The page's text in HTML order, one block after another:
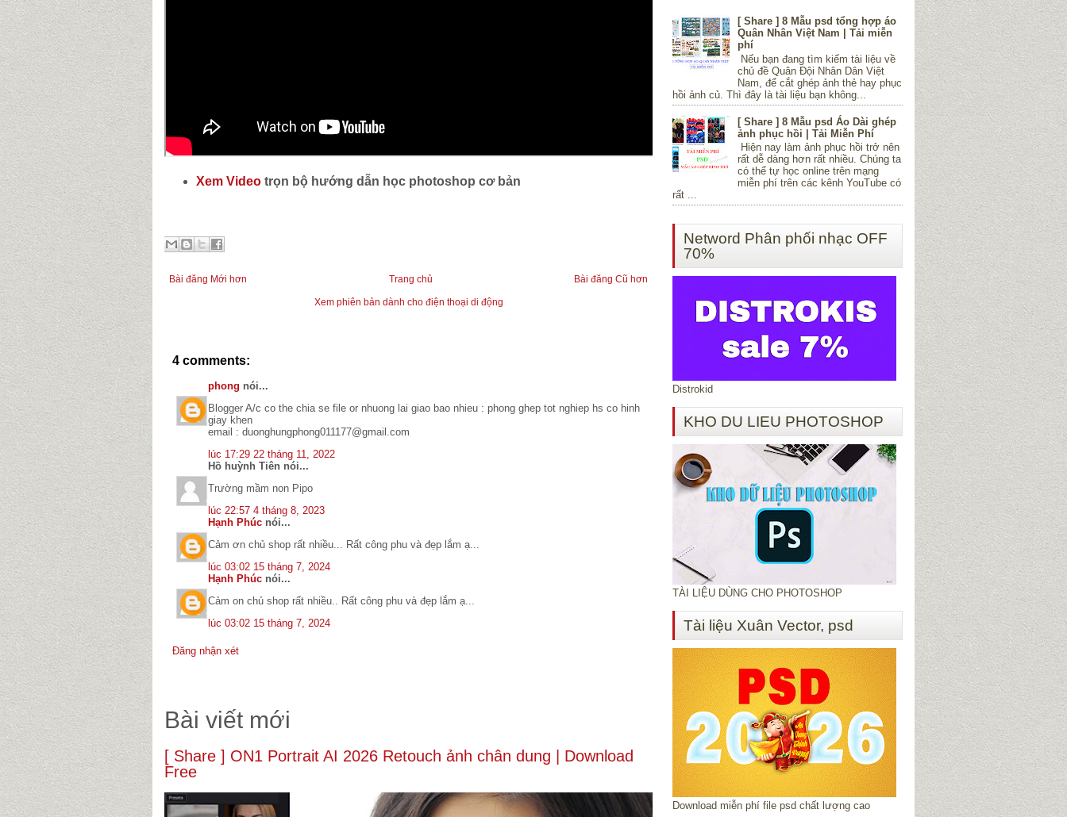
Xem Video trọn bộ hướng dẫn học photoshop cơ bản
Bài đăng Mới hơn Bài đăng Cũ hơn
Trang chủ
Xem phiên bản dành cho điện thoại di động
4 comments:
phong nói...
Blogger A/c co the chia se file or nhuong lai giao bao nhieu : phong ghep tot nghiep hs co hinh
giay khen
email : duonghungphong011177@gmail.com
lúc 17:29 22 tháng 11, 2022
Hồ huỳnh Tiên nói...
Trường mầm non Pipo
lúc 22:57 4 tháng 8, 2023
Hạnh Phúc nói...
Cảm ơn chủ shop rất nhiều... Rất công phu và đẹp lắm ạ...
lúc 03:02 15 tháng 7, 2024
Hạnh Phúc nói...
Cảm on chủ shop rất nhiều.. Rất công phu và đẹp lắm ạ...
lúc 03:02 15 tháng 7, 2024
Đăng nhận xét
Bài viết mới
[ Share ] ON1 Portrait AI 2026 Retouch ảnh chân dung | Download
Free
[ Share ] 8 Mẫu psd tổng hợp áo
Quân Nhân Việt Nam | Tải miễn
phí
Nếu bạn đang tìm kiếm tài liệu về
chủ đề Quân Đội Nhân Dân Việt
Nam, để cắt ghép ảnh thẻ hay phục
hồi ảnh củ. Thì đây là tài liệu bạn không...
[ Share ] 8 Mẫu psd Áo Dài ghép
ảnh phục hồi | Tải Miễn Phí
Hiện nay làm ảnh phục hồi trở nên
rất dễ dàng hơn rất nhiều. Chúng ta
có thể tự học online trên mạng
miễn phí trên các kênh YouTube có
rất ...
Netword Phân phối nhạc OFF
70%
Distrokid
KHO DU LIEU PHOTOSHOP
TÀI LIỆU DÙNG CHO PHOTOSHOP
Tài liệu Xuân Vector, psd
Download miễn phí file psd chất lượng cao